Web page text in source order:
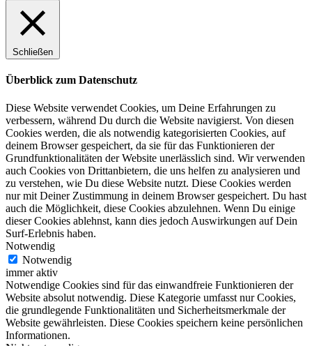
Schließen
Überblick zum Datenschutz
Diese Website verwendet Cookies, um Deine Erfahrungen zu
verbessern, während Du durch die Website navigierst. Von diesen
Cookies werden, die als notwendig kategorisierten Cookies, auf
deinem Browser gespeichert, da sie für das Funktionieren der
Grundfunktionalitäten der Website unerlässlich sind. Wir verwenden
auch Cookies von Drittanbietern, die uns helfen zu analysieren und
zu verstehen, wie Du diese Website nutzt. Diese Cookies werden
nur mit Deiner Zustimmung in deinem Browser gespeichert. Du hast
auch die Möglichkeit, diese Cookies abzulehnen. Wenn Du einige
dieser Cookies ablehnst, kann dies jedoch Auswirkungen auf Dein
Surf-Erlebnis haben.
Notwendig
Notwendig
immer aktiv
Notwendige Cookies sind für das einwandfreie Funktionieren der
Website absolut notwendig. Diese Kategorie umfasst nur Cookies,
die grundlegende Funktionalitäten und Sicherheitsmerkmale der
Website gewährleisten. Diese Cookies speichern keine persönlichen
Informationen.